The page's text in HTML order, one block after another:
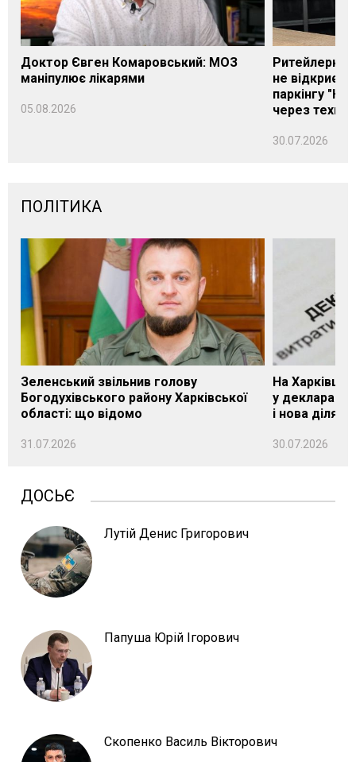
Доктор Євген Комаровський: МОЗ
маніпулює лікарями
05.08.2026
Ритейлерка
не
паркінгу
через
30.07.2026
ПОЛІТИКА
Зеленський звільнив голову
Богодухівського району Харківської
області: що відомо
31.07.2026
На
у декларації
і нова
30.07.2026
ДОСЬЄ
Лутій Денис Григорович
Папуша Юрій Ігорович
Скопенко Василь Вікторович